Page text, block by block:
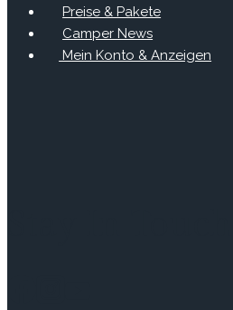
Preise & Pakete
Camper News
Mein Konto & Anzeigen